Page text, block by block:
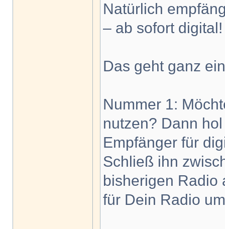
Natürlich
– ab sofort digital!
Das geht ganz
Nummer 1:
nutzen? Dann
Empfänger für
Schließ ihn
bisherigen Radio
für Dein Radio